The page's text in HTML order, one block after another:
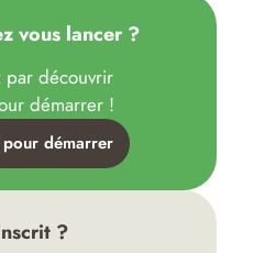
vous lancer ?
par découvrir
démarrer !
pour démarrer
?